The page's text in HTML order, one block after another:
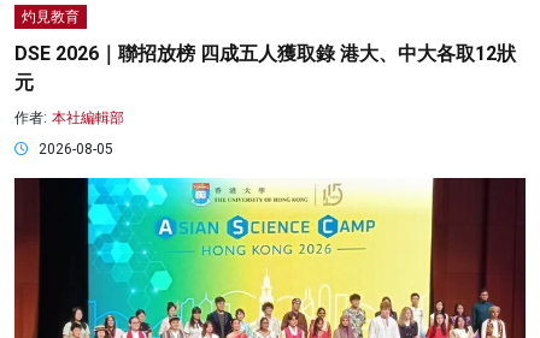
灼見教育
DSE 2026｜聯招放榜 四成五人獲取錄 港大、中大各取12狀
元
作者: 本社編輯部
2026-08-05